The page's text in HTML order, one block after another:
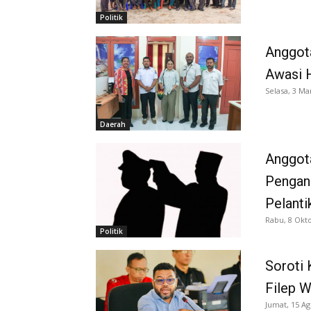
Politik
Daerah
Awasi
Selasa, 3
Politik
Rabu, 8
Soroti
Filep
Jumat, 15